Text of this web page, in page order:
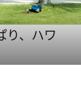
り、ハワ